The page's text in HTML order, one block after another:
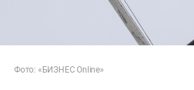
Фото: «БИЗНЕС Online»